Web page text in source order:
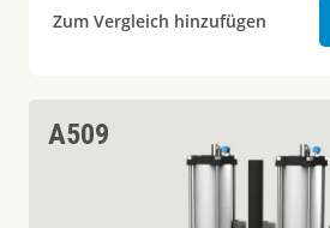
Zum Vergleich hinzufügen
A509